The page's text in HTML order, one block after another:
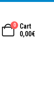
0
Cart
0,00€